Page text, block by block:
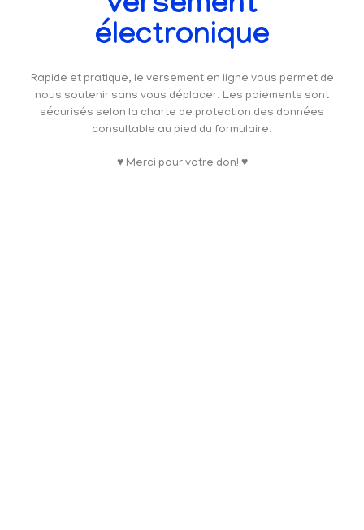
versement
électronique
Rapide et pratique, le versement en ligne vous permet de
nous soutenir sans vous déplacer. Les paiements sont
sécurisés selon la charte de protection des données
consultable au pied du formulaire.
♥ Merci pour votre don! ♥